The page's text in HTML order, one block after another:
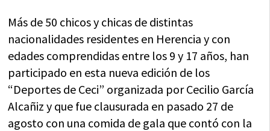
Más de 50 chicos y chicas de distintas
nacionalidades residentes en Herencia y con
edades comprendidas entre los 9 y 17 años, han
participado en esta nueva edición de los
“Deportes de Ceci” organizada por Cecilio García
Alcañiz y que fue clausurada en pasado 27 de
agosto con una comida de gala que contó con la